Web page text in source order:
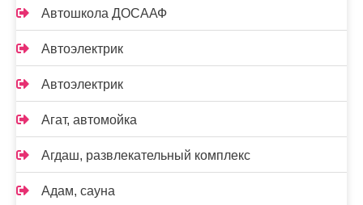
Автошкола ДОСААФ
Автоэлектрик
Автоэлектрик
Агат, автомойка
Агдаш, развлекательный комплекс
Адам, сауна